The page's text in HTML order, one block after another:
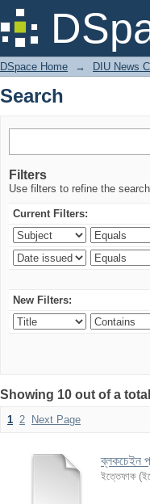
Search
DSpace Home → DIU News
Search
Filters
Use filters to refine the
Current Filters:
New Filters:
Showing 10 out of a
1 2 Next Page
ব্লকচেইন
ইত্তেফাক (